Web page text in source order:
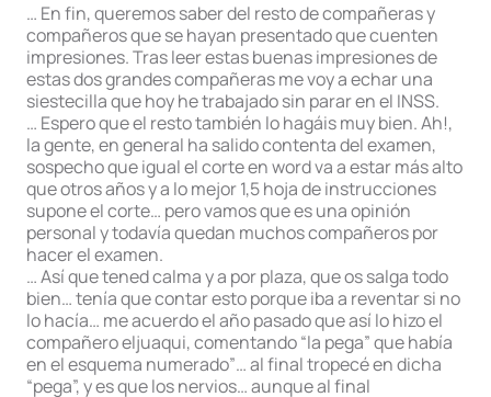
… En fin, queremos saber del resto de compañeras y
compañeros que se hayan presentado que cuenten
impresiones. Tras leer estas buenas impresiones de
estas dos grandes compañeras me voy a echar una
siestecilla que hoy he trabajado sin parar en el INSS.
… Espero que el resto también lo hagáis muy bien. Ah!,
la gente, en general ha salido contenta del examen,
sospecho que igual el corte en word va a estar más alto
que otros años y a lo mejor 1,5 hoja de instrucciones
supone el corte… pero vamos que es una opinión
personal y todavía quedan muchos compañeros por
hacer el examen.
… Así que tened calma y a por plaza, que os salga todo
bien… tenía que contar esto porque iba a reventar si no
lo hacía… me acuerdo el año pasado que así lo hizo el
compañero eljuaqui, comentando “la pega” que había
en el esquema numerado”… al final tropecé en dicha
“pega”, y es que los nervios… aunque al final